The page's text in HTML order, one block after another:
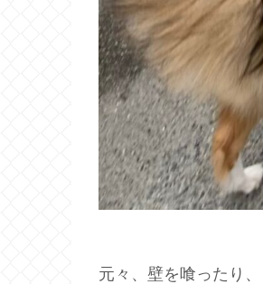
元々、壁を喰ったり